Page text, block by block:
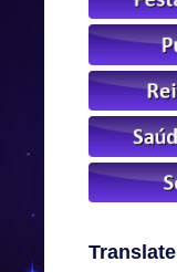
Translate